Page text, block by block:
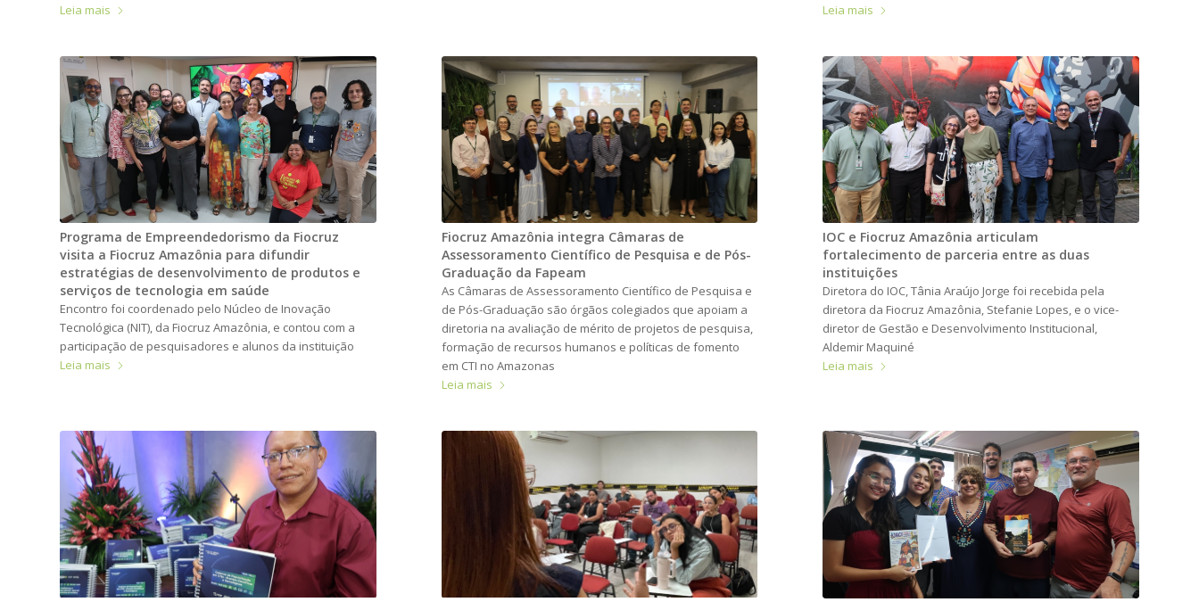
Leia mais
Leia mais
Programa de Empreendedorismo da Fiocruz
visita a Fiocruz Amazônia para difundir
estratégias de desenvolvimento de produtos e
serviços de tecnologia em saúde
Encontro foi coordenado pelo Núcleo de Inovação
Tecnológica (NIT), da Fiocruz Amazônia, e contou com a
participação de pesquisadores e alunos da instituição
Leia mais
Fiocruz Amazônia integra Câmaras de
Assessoramento Científico de Pesquisa e de Pós-
Graduação da Fapeam
As Câmaras de Assessoramento Científico de Pesquisa e
de Pós-Graduação são órgãos colegiados que apoiam a
diretoria na avaliação de mérito de projetos de pesquisa,
formação de recursos humanos e políticas de fomento
em CTI no Amazonas
Leia mais
IOC e Fiocruz Amazônia articulam
fortalecimento de parceria entre as duas
instituições
Diretora do IOC, Tânia Araújo Jorge foi recebida pela
diretora da Fiocruz Amazônia, Stefanie Lopes, e o vice-
diretor de Gestão e Desenvolvimento Institucional,
Aldemir Maquiné
Leia mais